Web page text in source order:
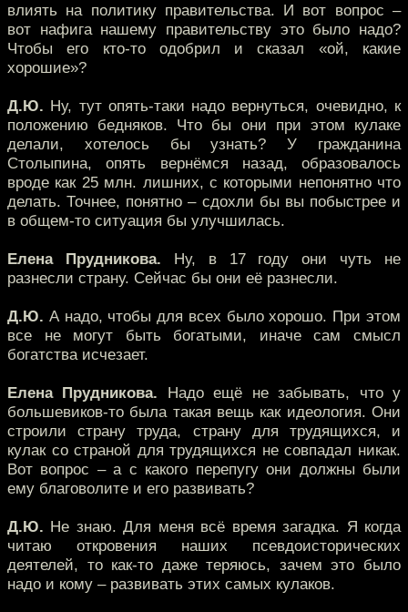
влиять на политику правительства. И вот вопрос –
вот нафига нашему правительству это было надо?
Чтобы его кто-то одобрил и сказал «ой, какие
хорошие»?
Д.Ю. Ну, тут опять-таки надо вернуться, очевидно, к
положению бедняков. Что бы они при этом кулаке
делали, хотелось бы узнать? У гражданина
Столыпина, опять вернёмся назад, образовалось
вроде как 25 млн. лишних, с которыми непонятно что
делать. Точнее, понятно – сдохли бы вы побыстрее и
в общем-то ситуация бы улучшилась.
Елена Прудникова. Ну, в 17 году они чуть не
разнесли страну. Сейчас бы они её разнесли.
Д.Ю. А надо, чтобы для всех было хорошо. При этом
все не могут быть богатыми, иначе сам смысл
богатства исчезает.
Елена Прудникова. Надо ещё не забывать, что у
большевиков-то была такая вещь как идеология. Они
строили страну труда, страну для трудящихся, и
кулак со страной для трудящихся не совпадал никак.
Вот вопрос – а с какого перепугу они должны были
ему благоволите и его развивать?
Д.Ю. Не знаю. Для меня всё время загадка. Я когда
читаю откровения наших псевдоисторических
деятелей, то как-то даже теряюсь, зачем это было
надо и кому – развивать этих самых кулаков.